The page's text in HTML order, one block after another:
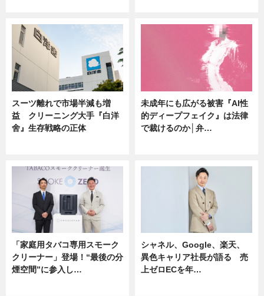
スーツ離れで市場半減も増
益 クリーニング大手『白洋
舍』生存戦略の正体
未成年にも広がる被害『AI性
的ディープフェイク』は法律
で裁けるのか│弁…
「家庭用タバコ専用スモーク
クリーナー」登場！“最後の分
煙空間”に参入し…
シャネル、Google、楽天、
異色キャリア社長が語る 売
上ゼロECを年…